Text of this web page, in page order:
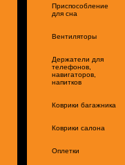
Приспособление
для сна
Вентиляторы
Держатели для
телефонов,
навигаторов,
напитков
Коврики багажника
Коврики салона
Оплетки